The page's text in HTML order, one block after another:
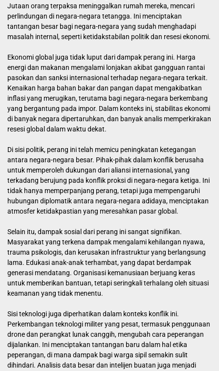
Jutaan orang terpaksa meninggalkan rumah mereka, mencari
perlindungan di negara-negara tetangga. Ini menciptakan
tantangan besar bagi negara-negara yang sudah menghadapi
masalah internal, seperti ketidakstabilan politik dan resesi ekonomi.
Ekonomi global juga tidak luput dari dampak perang ini. Harga
energi dan makanan mengalami lonjakan akibat gangguan rantai
pasokan dan sanksi internasional terhadap negara-negara terkait.
Kenaikan harga bahan bakar dan pangan dapat mengakibatkan
inflasi yang merugikan, terutama bagi negara-negara berkembang
yang bergantung pada impor. Dalam konteks ini, stabilitas ekonomi
di banyak negara dipertaruhkan, dan banyak analis memperkirakan
resesi global dalam waktu dekat.
Di sisi politik, perang ini telah memicu peningkatan ketegangan
antara negara-negara besar. Pihak-pihak dalam konflik berusaha
untuk memperoleh dukungan dari aliansi internasional, yang
terkadang berujung pada konflik proksi di negara-negara ketiga. Ini
tidak hanya memperpanjang perang, tetapi juga mempengaruhi
hubungan diplomatik antara negara-negara adidaya, menciptakan
atmosfer ketidakpastian yang meresahkan pasar global.
Selain itu, dampak sosial dari perang ini sangat signifikan.
Masyarakat yang terkena dampak mengalami kehilangan nyawa,
trauma psikologis, dan kerusakan infrastruktur yang berlangsung
lama. Edukasi anak-anak terhambat, yang dapat berdampak
generasi mendatang. Organisasi kemanusiaan berjuang keras
untuk memberikan bantuan, tetapi seringkali terhalang oleh situasi
keamanan yang tidak menentu.
Sisi teknologi juga diperhatikan dalam konteks konflik ini.
Perkembangan teknologi militer yang pesat, termasuk penggunaan
drone dan perangkat lunak canggih, mengubah cara peperangan
dijalankan. Ini menciptakan tantangan baru dalam hal etika
peperangan, di mana dampak bagi warga sipil semakin sulit
dihindari. Analisis data besar dan intelijen buatan juga menjadi